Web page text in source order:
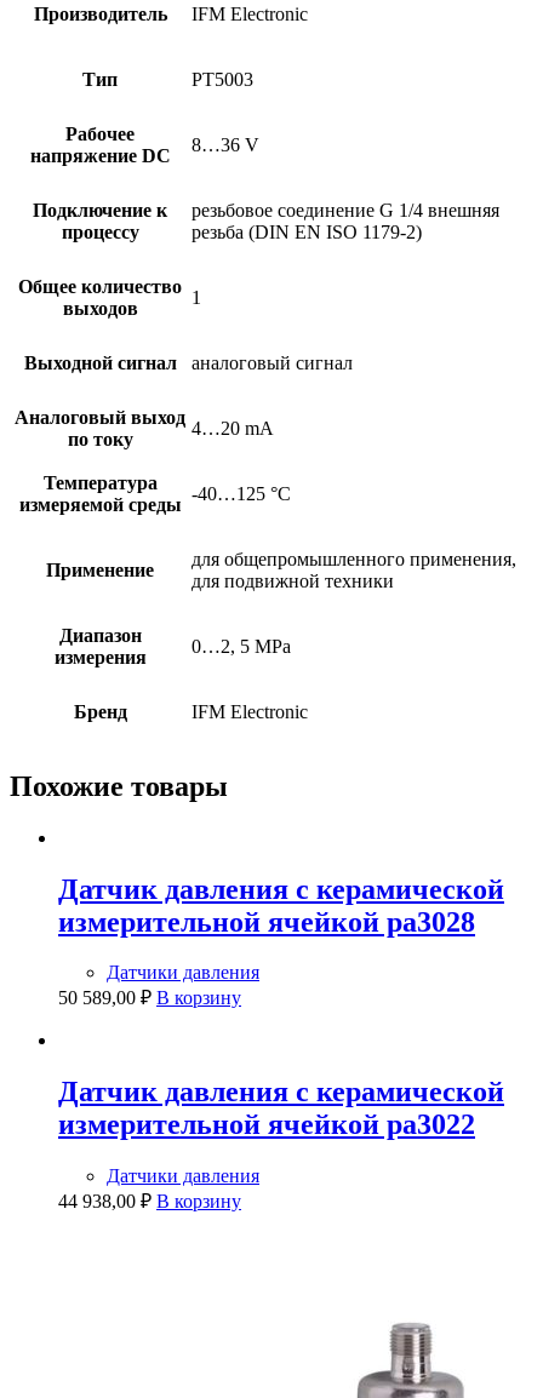
Производитель IFM Electronic
Тип PT5003
Рабочее
напряжение DC
8…36 V
Подключение к
процессу
резьбовое соединение G 1/4 внешняя
резьба (DIN EN ISO 1179-2)
Общее количество
выходов
1
Выходной сигнал аналоговый сигнал
Аналоговый выход
по току
4…20 mA
Температура
измеряемой среды
-40…125 °C
Применение
для общепромышленного применения,
для подвижной техники
Диапазон
измерения
0…2, 5 MPa
Бренд IFM Electronic
Похожие товары
Датчик давления с керамической
измерительной ячейкой pa3028
Датчики давления
50 589,00 ₽ В корзину
Датчик давления с керамической
измерительной ячейкой pa3022
Датчики давления
44 938,00 ₽ В корзину